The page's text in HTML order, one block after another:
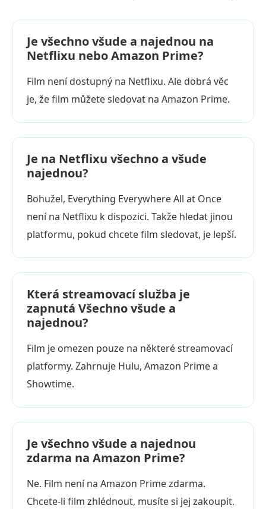
Je všechno všude a najednou na
Netflixu nebo Amazon Prime?
Film není dostupný na Netflixu. Ale dobrá věc
je, že film můžete sledovat na Amazon Prime.
Je na Netflixu všechno a všude
najednou?
Bohužel, Everything Everywhere All at Once
není na Netflixu k dispozici. Takže hledat jinou
platformu, pokud chcete film sledovat, je lepší.
Která streamovací služba je
zapnutá Všechno všude a
najednou?
Film je omezen pouze na některé streamovací
platformy. Zahrnuje Hulu, Amazon Prime a
Showtime.
Je všechno všude a najednou
zdarma na Amazon Prime?
Ne. Film není na Amazon Prime zdarma.
Chcete-li film zhlédnout, musíte si jej zakoupit.